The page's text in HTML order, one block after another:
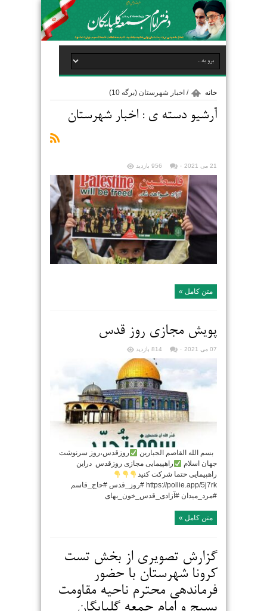
خانه / اخبار شهرستان (برگه 10)
آرشیو دسته ی : اخبار شهرستان
21 می 2021 ۰ 956 بازدید
متن کامل »
پویش مجازی روز قدس
07 می 2021 ۰ 814 بازدید
بسم الله القاصم الجبارین
روزقدس،روز سرنوشت
جهان اسلام
راهپیمایی مجازی روزقدس دراین
راهپیمایی حتما شرکت کنید
https://pollie.app/5j7rk #روز_قدس #حاج_قاسم
#مرد_میدان #آزادی_قدس_خون_بهای
متن کامل »
گزارش تصویری از بخش تست
کرونا شهرستان با حضور
فرماندهی محترم ناحیه مقاومت